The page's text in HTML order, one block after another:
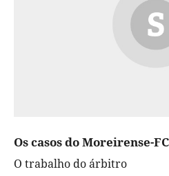
Os casos do Moreirense-
O trabalho do árbitro